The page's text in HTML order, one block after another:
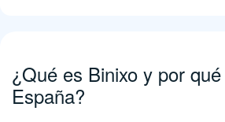
¿Qué es Binixo y por
España?